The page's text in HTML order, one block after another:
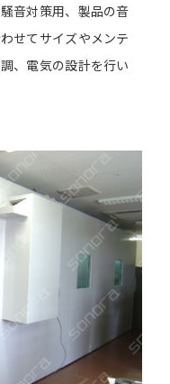
音対策用、製品の音
せてサイズやメンテ
、電気の設計を行い